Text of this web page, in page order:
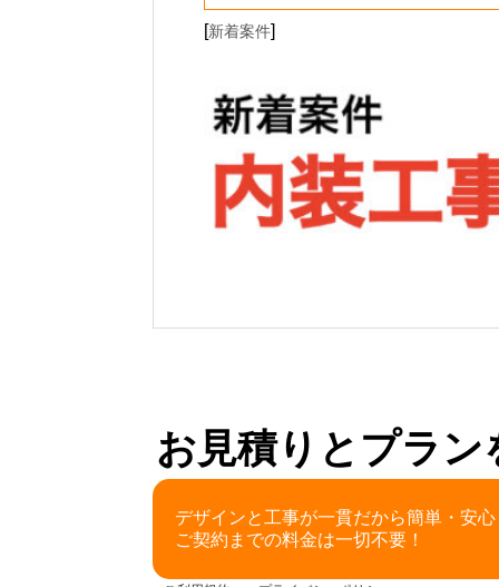
[新着案件]
お見積りとプラン
デザインと工事が一貫だから簡単・安心
ご契約までの料金は一切不要！